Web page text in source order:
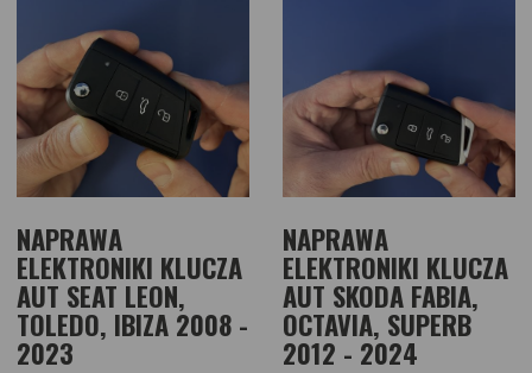
NAPRAWA
ELEKTRONIKI KLUCZA
AUT SEAT LEON,
TOLEDO, IBIZA 2008 -
2023
NAPRAWA
ELEKTRONIKI KLUCZA
AUT SKODA FABIA,
OCTAVIA, SUPERB
2012 - 2024